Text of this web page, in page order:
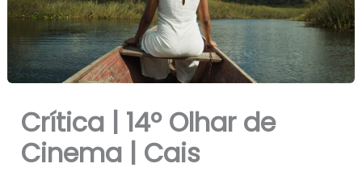
Crítica | 14º Olhar de
Cinema | Cais